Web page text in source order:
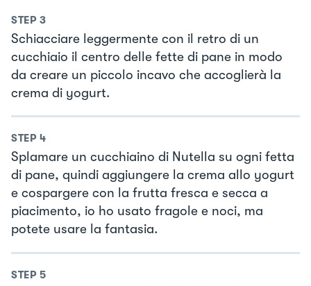
STEP 3
Schiacciare leggermente con il retro di un
cucchiaio il centro delle fette di pane in modo
da creare un piccolo incavo che accoglierà la
crema di yogurt.
STEP 4
Splamare un cucchiaino di Nutella su ogni fetta
di pane, quindi aggiungere la crema allo yogurt
e cospargere con la frutta fresca e secca a
piacimento, io ho usato fragole e noci, ma
potete usare la fantasia.
STEP 5